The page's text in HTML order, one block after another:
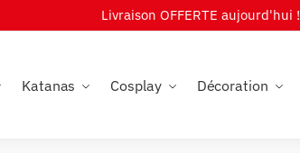
Livraison OFFERTE aujourd'hui !
Katanas Cosplay Décoration